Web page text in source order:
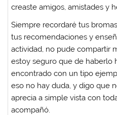
creaste amigos, amistades y
Siempre recordaré tus
tus recomendaciones y
actividad, no pude compartir
estoy seguro que de haberlo
encontrado con un tipo
eso no hay duda, y digo que
aprecia a simple vista con
acompañó.